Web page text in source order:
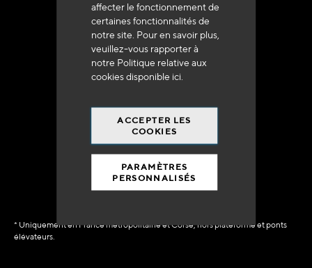
affecter le fonctionnement de
certaines fonctionnalités de
notre site. Pour en savoir plus,
veuillez-vous rapporter à
notre Politique relative aux
cookies disponible ici
ACCEPTER LES
COOKIES
PARAMÈTRES
PERSONNALISÉS
Franco de port
à 250 euros*
90% du catalogue
en disponibilité
immédiate
* Uniquement en France métropolitaine et Corse, hors plateforme et ponts
élévateurs.